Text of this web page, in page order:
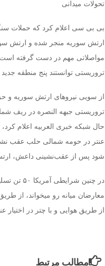
تحولات میدانی
بی بی سی اعلام کرد که حملات
ارتش سوریه منجر شده و ارتش
مواصلاتی مهم در دست گرفته
تروریستی توانستند پنج منطقه
از سویی نیروهای ارتش سوریه و
حال شبکه خبری العربیه اعلام
عنتر در حومه شمالی حلب عقب
شود پس از عقب‌نشینی داعش،
در چنین
از طریق هوایی و با چتر در
مطالب مرتبط